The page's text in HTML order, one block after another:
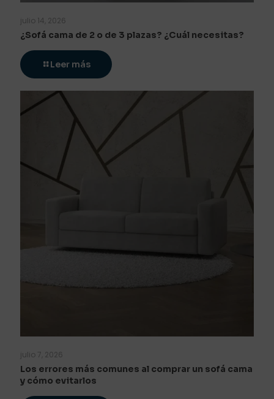
julio 14, 2026
¿Sofá cama de 2 o de 3 plazas? ¿Cuál necesitas?
Leer más
julio 7, 2026
Los errores más comunes al comprar un sofá cama
y cómo evitarlos